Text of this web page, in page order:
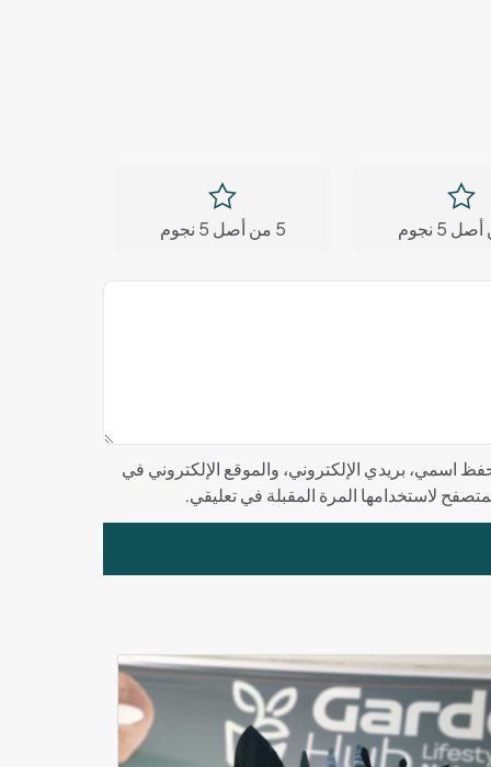
5 من أصل 5 نجوم
اسمي، بريدي الإلكتروني، والموقع الإلكتروني في
لاستخدامها المرة المقبلة في تعليقي.